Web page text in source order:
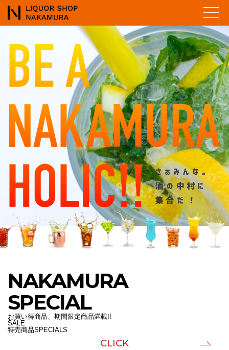
NAKAMURA
SPECIAL
お買い得商品、期間限定商品満載!!
SALE
特売商品SPECIALS
CLICK